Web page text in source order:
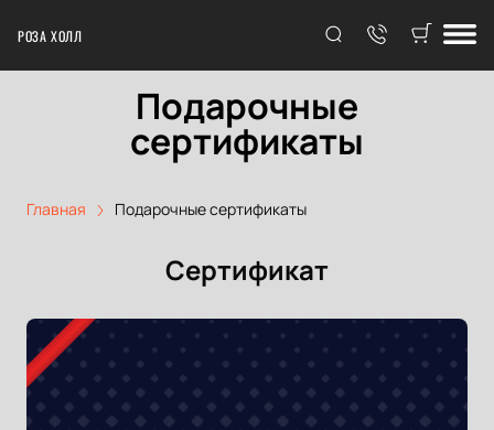
РОЗА ХОЛЛ
Подарочные
сертификаты
Главная Подарочные сертификаты
Сертификат